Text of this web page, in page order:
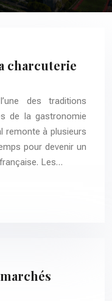
charcuterie
des traditions
de la gastronomie
remonte à plusieurs
pour devenir un
Les…